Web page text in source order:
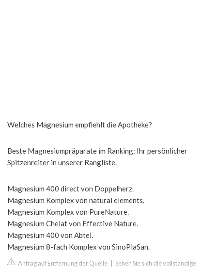
Welches Magnesium empfiehlt die Apotheke?
Beste Magnesiumpräparate im Ranking: Ihr persönlicher
Spitzenreiter in unserer Rangliste.
Magnesium 400 direct von Doppelherz.
Magnesium Komplex von natural elements.
Magnesium Komplex von PureNature.
Magnesium Chelat von Effective Nature.
Magnesium 400 von Abtei.
Magnesium 8-fach Komplex von SinoPlaSan.
Antrag auf Entfernung der Quelle Sehen Sie sich die vollständige